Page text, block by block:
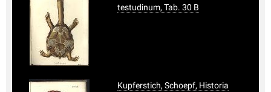
testudinum, Tab. 30 B
Kupferstich, Schoepf, Historia